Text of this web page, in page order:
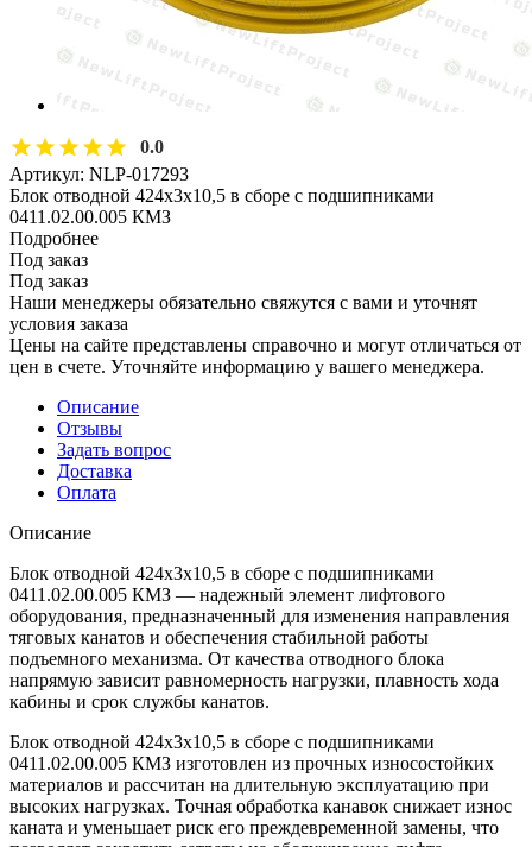
0.0
Артикул: NLP-017293
Блок отводной 424х3х10,5 в сборе с подшипниками
0411.02.00.005 КМЗ
Подробнее
Под заказ
Под заказ
Наши менеджеры обязательно свяжутся с вами и уточнят
условия заказа
Цены на сайте представлены справочно и могут отличаться от
цен в счете. Уточняйте информацию у вашего менеджера.
Описание
Отзывы
Задать вопрос
Доставка
Оплата
Описание
Блок отводной 424х3х10,5 в сборе с подшипниками
0411.02.00.005 КМЗ — надежный элемент лифтового
оборудования, предназначенный для изменения направления
тяговых канатов и обеспечения стабильной работы
подъемного механизма. От качества отводного блока
напрямую зависит равномерность нагрузки, плавность хода
кабины и срок службы канатов.
Блок отводной 424х3х10,5 в сборе с подшипниками
0411.02.00.005 КМЗ изготовлен из прочных износостойких
материалов и рассчитан на длительную эксплуатацию при
высоких нагрузках. Точная обработка канавок снижает износ
каната и уменьшает риск его преждевременной замены, что